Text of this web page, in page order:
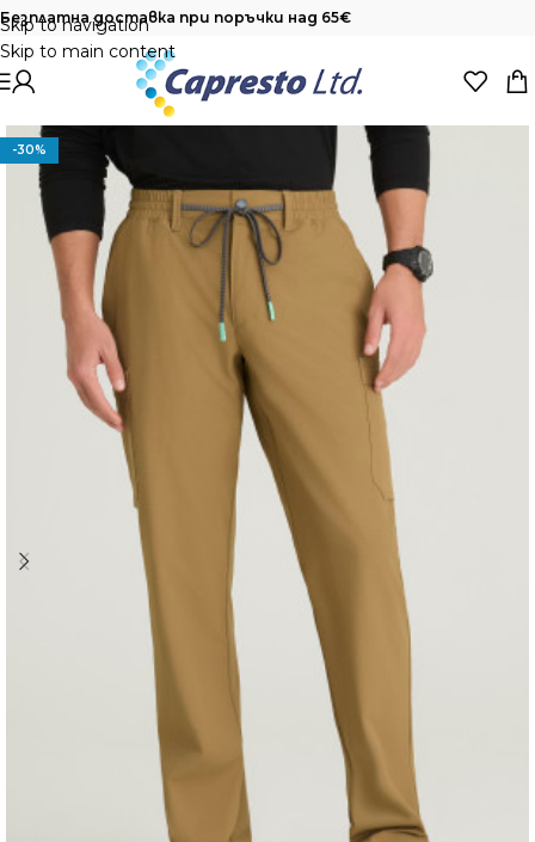
Skip to navigation
Skip to main content
Безплатна доставка при поръчки над 65€
-30%